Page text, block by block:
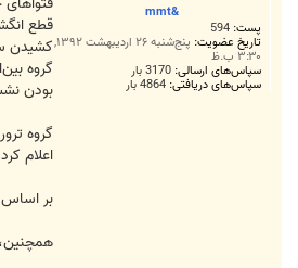
&mmt
پست: 594
تاریخ عضویت: پنج‌شنبه ۲۶ اردیبهشت ۱۳۹۲,
۳:۳۰ ب.ظ
سپاس‌های ارسالی: 3170 بار
سپاس‌های دریافتی: 4864 بار
قطع
کشیدن
گروه
بودن
اعلام
بر اساس
همچنین،